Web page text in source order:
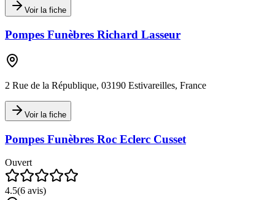
Voir la fiche
Pompes Funèbres Richard Lasseur
2 Rue de la République, 03190 Estivareilles, France
Voir la fiche
Pompes Funèbres Roc Eclerc Cusset
Ouvert
4.5(6 avis)